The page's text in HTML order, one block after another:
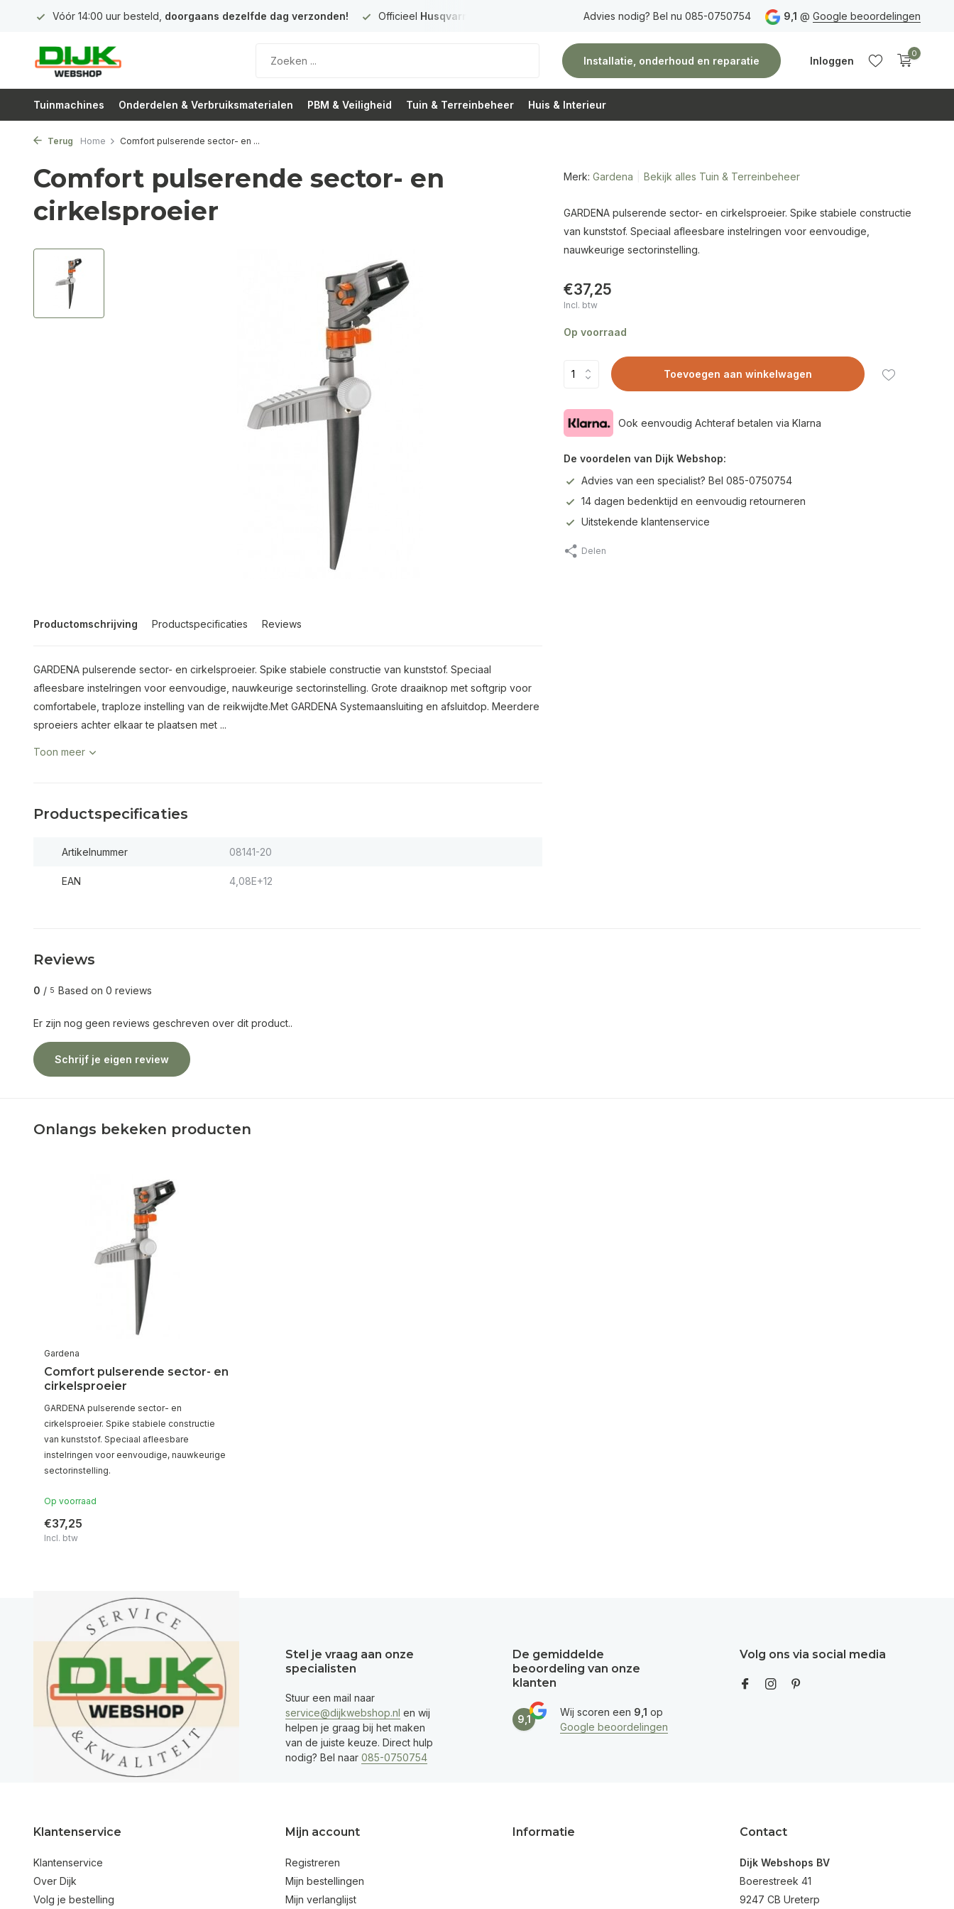
Vóór 14:00 uur besteld, doorgaans dezelfde dag verzonden! Officieel Husqvarna Premium Dealer in Nederland Gratis verzendingvanaf 150 euro Vóór 14:00 uur besteld,
Advies nodig? Bel nu 085-0750754 9,1 @ Google beoordelingen
Installatie, onderhoud en reparatie Inloggen
aanmaken
0
Tuinmachines Onderdelen & Verbruiksmaterialen PBM & Veiligheid Tuin & Terreinbeheer Huis & Interieur
Terug Home Comfort pulserende sector- en ...
Comfort pulserende sector- en
cirkelsproeier
Productomschrijving Productspecificaties Reviews
GARDENA pulserende sector- en cirkelsproeier. Spike stabiele constructie van kunststof. Speciaal
afleesbare instelringen voor eenvoudige, nauwkeurige sectorinstelling. Grote draaiknop met softgrip voor
comfortabele, traploze instelling van de reikwijdte.Met GARDENA Systemaansluiting en afsluitdop. Meerdere
sproeiers achter elkaar te plaatsen met ...
Toon meer
Productspecificaties
Artikelnummer 08141-20
EAN 4,08E+12
Merk: Gardena Bekijk alles Tuin & Terreinbeheer
GARDENA pulserende sector- en cirkelsproeier. Spike stabiele constructie
van kunststof. Speciaal afleesbare instelringen voor eenvoudige,
nauwkeurige sectorinstelling.
€37,25
Incl. btw
Op voorraad
Toevoegen aan winkelwagen
Ook eenvoudig Achteraf betalen via Klarna
De voordelen van Dijk Webshop:
Advies van een specialist? Bel 085-0750754
14 dagen bedenktijd en eenvoudig retourneren
Uitstekende klantenservice
Delen
Reviews
0 / 5 Based on 0 reviews
Er zijn nog geen reviews geschreven over dit product..
Schrijf je eigen review
Onlangs bekeken producten
Gardena
Comfort pulserende sector- en
cirkelsproeier
GARDENA pulserende sector- en
cirkelsproeier. Spike stabiele constructie
van kunststof. Speciaal afleesbare
instelringen voor eenvoudige, nauwkeurige
sectorinstelling.
Op voorraad
€37,25
Incl. btw
Stel je vraag aan onze
specialisten
Stuur een mail naar
service@dijkwebshop.nl en wij
helpen je graag bij het maken
van de juiste keuze. Direct hulp
nodig? Bel naar 085-0750754
De gemiddelde
beoordeling van onze
klanten
9,1
Wij scoren een 9,1 op
Google beoordelingen
Volg ons via social media
Klantenservice
Klantenservice
Over Dijk
Volg je bestelling
Mijn account
Registreren
Mijn bestellingen
Mijn verlanglijst
Informatie Contact
Dijk Webshops BV
Boerestreek 41
9247 CB Ureterp